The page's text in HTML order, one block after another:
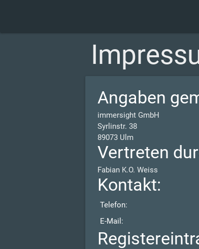
Angaben
immersight GmbH
Syrlinstr. 38
89073 Ulm
Vertreten
Fabian K.O. Weiss
Kontakt:
Telefon:
E-Mail: